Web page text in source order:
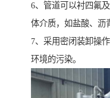
6、管道可以衬四氟
体介质，如盐酸、沥
7、采用密闭装卸操
环境的污染。